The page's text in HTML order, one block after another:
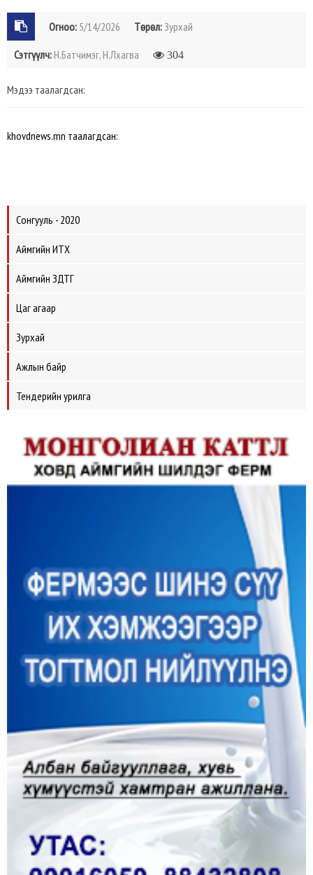
Огноо: 5/14/2026 Төрөл:Зурхай
Сэтгүүлч: Н.Батчимэг, Н.Лхагва 304
Мэдээ таалагдсан:
khovdnews.mn таалагдсан:
Сонгууль - 2020
Аймгийн ИТХ
Аймгийн ЗДТГ
Цаг агаар
Зурхай
Ажлын байр
Тендерийн урилга